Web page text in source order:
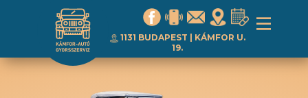
1131 BUDAPEST | ​KÁMFOR U.
19.